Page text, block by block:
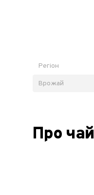
Регіон
Врожай
Про чай